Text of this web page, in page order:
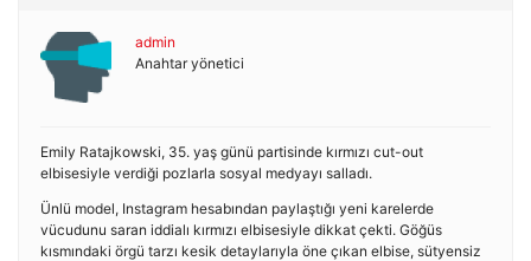
admin
Anahtar yönetici
Emily Ratajkowski, 35. yaş günü partisinde kırmızı cut-out
elbisesiyle verdiği pozlarla sosyal medyayı salladı.
Ünlü model, Instagram hesabından paylaştığı yeni karelerde
vücudunu saran iddialı kırmızı elbisesiyle dikkat çekti. Göğüs
kısmındaki örgü tarzı kesik detaylarıyla öne çıkan elbise, sütyensiz